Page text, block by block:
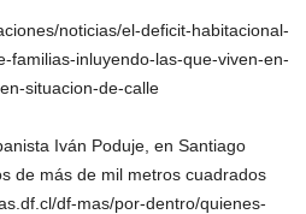
noticias/el-deficit-habitacional-
familias-inluyendo-las-que-viven-en-
situacion-de-calle
Iván Poduje, en Santiago
de más de mil metros cuadrados
df-mas/por-dentro/quienes-